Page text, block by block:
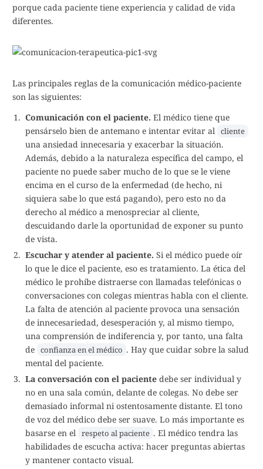
porque cada paciente tiene experiencia y calidad de vida
diferentes.
Las principales reglas de la comunicación médico-paciente
son las siguientes:
Comunicación con el paciente. El médico tiene que
pensárselo bien de antemano e intentar evitar al cliente
una ansiedad innecesaria y exacerbar la situación.
Además, debido a la naturaleza específica del campo, el
paciente no puede saber mucho de lo que se le viene
encima en el curso de la enfermedad (de hecho, ni
siquiera sabe lo que está pagando), pero esto no da
derecho al médico a menospreciar al cliente,
descuidando darle la oportunidad de exponer su punto
de vista.
Escuchar y atender al paciente. Si el médico puede oír
lo que le dice el paciente, eso es tratamiento. La ética del
médico le prohíbe distraerse con llamadas telefónicas o
conversaciones con colegas mientras habla con el cliente.
La falta de atención al paciente provoca una sensación
de innecesariedad, desesperación y, al mismo tiempo,
una comprensión de indiferencia y, por tanto, una falta
de confianza en el médico . Hay que cuidar sobre la salud
mental del paciente.
La conversación con el paciente debe ser individual y
no en una sala común, delante de colegas. No debe ser
demasiado informal ni ostentosamente distante. El tono
de voz del médico debe ser suave. Lo más importante es
basarse en el respeto al paciente . El médico tendra las
habilidades de escucha activa: hacer preguntas abiertas
y mantener contacto visual.